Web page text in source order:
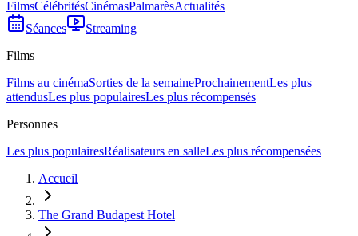
FilmsCélébritésCinémasPalmarèsActualités
Séances
Streaming
Films
Films au cinémaSorties de la semaineProchainementLes plus
attendusLes plus populairesLes plus récompensés
Personnes
Les plus populairesRéalisateurs en salleLes plus récompensées
Accueil
The Grand Budapest Hotel